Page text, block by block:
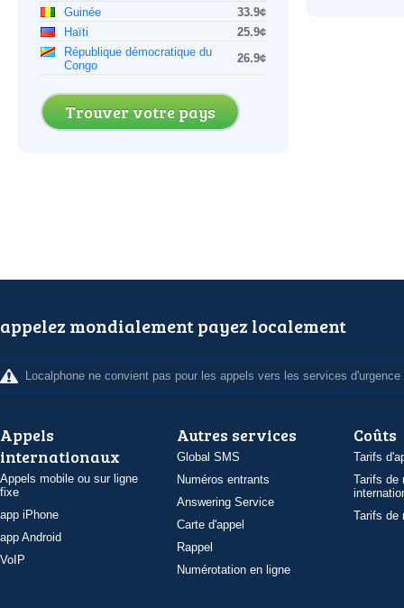
Guinée
33.9¢
Haïti
25.9¢
République démocratique du
Congo
26.9¢
Trouver votre pays
appelez mondialement payez localement
Localphone ne convient pas pour les appels vers les services d'urgence
Appels
internationaux
Appels mobile ou sur ligne
fixe
app iPhone
app Android
VoIP
Autres services
Global SMS
Numéros entrants
Answering Service
Carte d'appel
Rappel
Numérotation en ligne
Coûts
Tarifs
Tarifs de
Tarifs de